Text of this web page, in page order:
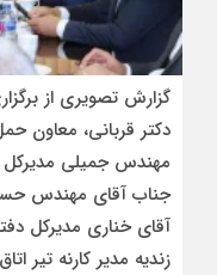
گزارش تصویری از
دکتر قربانی، معاون
مهندس جمیلی مدیرکل
جناب آقای مهندس
آقای خناری مدیرکل
زندیه مدیر کارنه تیر